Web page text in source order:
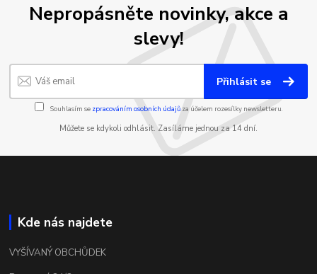
Nepropásněte novinky, akce a
slevy!
Přihlásit se
Souhlasím se zpracováním osobních údajůza účelem rozesílky newsletteru.
Můžete se kdykoli odhlásit. Zasíláme jednou za 14 dní.
Kde nás najdete
VYŠÍVANÝ OBCHŮDEK